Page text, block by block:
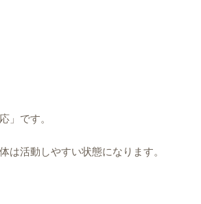
」です。
は活動しやすい状態になります。